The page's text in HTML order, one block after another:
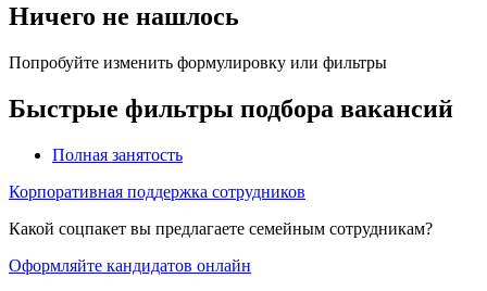
Ничего не нашлось
Попробуйте изменить формулировку или фильтры
Быстрые фильтры подбора вакансий
Полная занятость
Корпоративная поддержка сотрудников
Какой соцпакет вы предлагаете семейным сотрудникам?
Оформляйте кандидатов онлайн